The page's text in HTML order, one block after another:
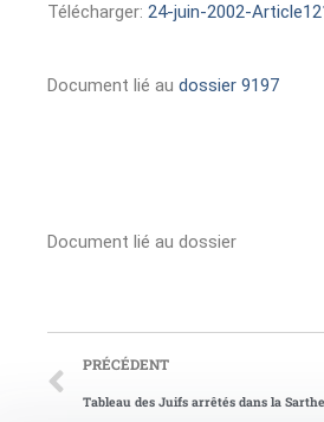
Télécharger: 24-juin-2002-
Document lié au dossier 9197
Document lié au dossier
PRÉCÉDENT
Tableau des Juifs arrêtés dans la Sarthe